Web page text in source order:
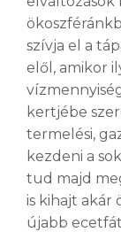
szívja el a
elől, amikor
kertjébe
termelési,
kezdeni a
tud majd
is kihajt akár
újabb